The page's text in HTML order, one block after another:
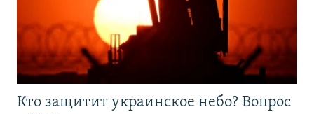
Кто защитит украинское небо? Вопрос